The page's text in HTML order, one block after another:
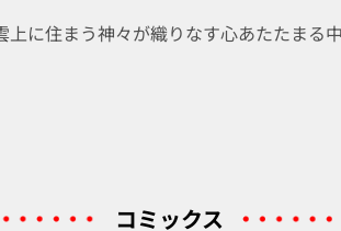
に住まう神々が織りなす心あたたまる
コミックス